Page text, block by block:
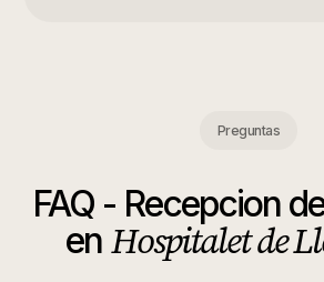
Preguntas
FAQ - Recepcion
en Hospitalet de